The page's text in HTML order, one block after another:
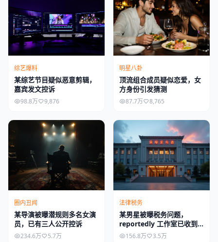
综艺爆料
某综艺节目疑似恶意剪辑，
嘉宾发文控诉
98.8万 9,876
明星八卦
顶流组合成员疑似恋爱，女
方身份引发猜测
87.7万 8,765
圈内丑闻
某导演被曝潜规则多名女演
员，已有三人公开控诉
234.6万 5.7万
法律税务
某男星被曝税务问题，
reportedly 工作室已收到
约谈通知
156.8万 3.5万